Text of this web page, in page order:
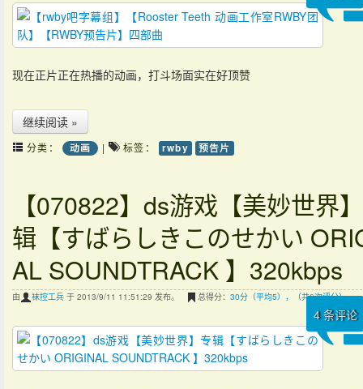
现在正片正在热播的动画，打斗场面实在好顶赞
继续阅读 »
分类： 动画 | 标签： rwby 预告片
【070822】ds游戏【美妙世界
辑【すばらしきこのせかい
AL SOUNDTRACK 】320kbps
由 袜控工兵 于 2013/9/11 11:51:29 发布。 总得分： 30分（平均5），（共6次评分）
4条评论